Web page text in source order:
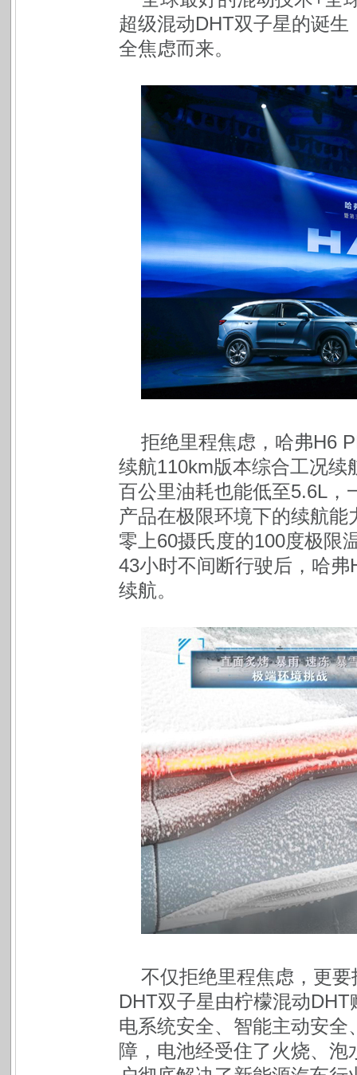
超级混动DHT双子星的诞
全焦虑而来。
拒绝里程焦虑，哈弗H6
续航110km版本综合工况续
百公里油耗也能低至5.6L，
产品在极限环境下的续航
零上60摄氏度的100度极限
43小时不间断行驶后，哈
续航。
不仅拒绝里程焦虑，更
DHT双子星由柠檬混动
电系统安全、智能主动安
障，电池经受住了火烧、